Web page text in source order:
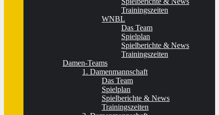
Trainingszeiten
WNBL
Das Team
Spielplan
Spielberichte & News
Trainingszeiten
Damen-Teams
1. Damenmannschaft
Das Team
Spielplan
Spielberichte & News
Trainingszeiten